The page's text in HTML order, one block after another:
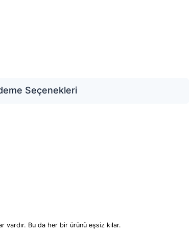
Seçenekleri
vardır. Bu da her bir ürünü eşsiz kılar.